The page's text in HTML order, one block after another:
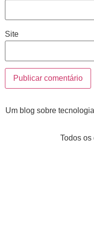
Site
Um blog sobre
Todos os